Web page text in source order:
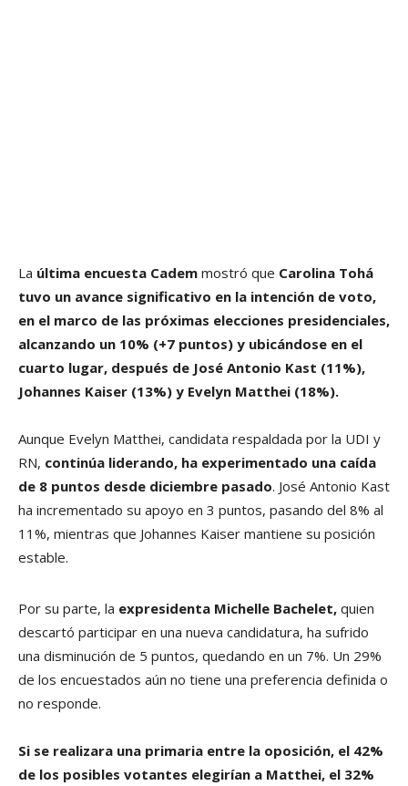
La última encuesta Cadem mostró que Carolina Tohá
tuvo un avance significativo en la intención de voto,
en el marco de las próximas elecciones presidenciales,
alcanzando un 10% (+7 puntos) y ubicándose en el
cuarto lugar, después de José Antonio Kast (11%),
Johannes Kaiser (13%) y Evelyn Matthei (18%).
Aunque Evelyn Matthei, candidata respaldada por la UDI y
RN, continúa liderando, ha experimentado una caída
de 8 puntos desde diciembre pasado. José Antonio Kast
ha incrementado su apoyo en 3 puntos, pasando del 8% al
11%, mientras que Johannes Kaiser mantiene su posición
estable.
Por su parte, la expresidenta Michelle Bachelet, quien
descartó participar en una nueva candidatura, ha sufrido
una disminución de 5 puntos, quedando en un 7%. Un 29%
de los encuestados aún no tiene una preferencia definida o
no responde.
Si se realizara una primaria entre la oposición, el 42%
de los posibles votantes elegirían a Matthei, el 32%